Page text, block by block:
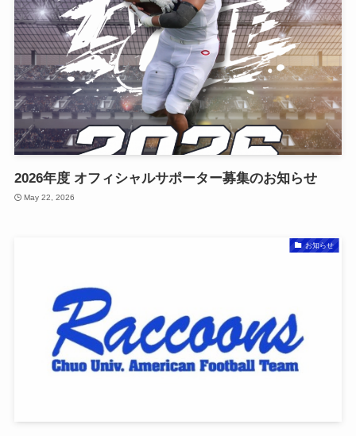
2026年度 オフィシャルサポーター募集のお知らせ
May 22, 2026
お知らせ